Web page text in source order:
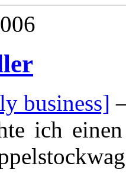
business]
ich